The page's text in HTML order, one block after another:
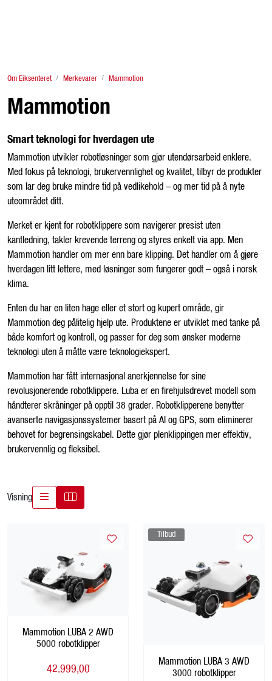
Om Eiksenteret Merkevarer Mammotion
Mammotion
Smart teknologi for hverdagen ute
Mammotion utvikler robotløsninger som gjør utendørsarbeid enklere.
Med fokus på teknologi, brukervennlighet og kvalitet, tilbyr de produkter
som lar deg bruke mindre tid på vedlikehold – og mer tid på å nyte
uteområdet ditt.
Merket er kjent for robotklippere som navigerer presist uten
kantledning, takler krevende terreng og styres enkelt via app. Men
Mammotion handler om mer enn bare klipping. Det handler om å gjøre
hverdagen litt lettere, med løsninger som fungerer godt – også i norsk
klima.
Enten du har en liten hage eller et stort og kupert område, gir
Mammotion deg pålitelig hjelp ute. Produktene er utviklet med tanke på
både komfort og kontroll, og passer for deg som ønsker moderne
teknologi uten å måtte være teknologiekspert.
Mammotion har fått internasjonal anerkjennelse for sine
revolusjonerende robotklippere. Luba er en firehjulsdrevet modell som
håndterer skråninger på opptil 38 grader. Robotklipperene benytter
avanserte navigasjonssystemer basert på AI og GPS, som eliminerer
behovet for begrensingskabel. Dette gjør plenklippingen mer effektiv,
brukervennlig og fleksibel.
Visning
Mammotion LUBA 2 AWD
5000 robotklipper
42.999,00
Tilbud
Mammotion LUBA 3 AWD
3000 robotklipper
Tjenester
Traktor
Butikkvarer
Fagstoff
Kampanjer
Karriere